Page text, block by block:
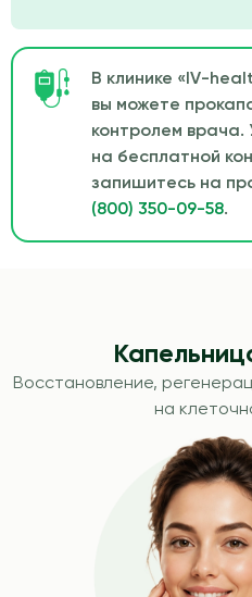
В клинике «IV-
вы можете
контролем врача.
на бесплатной
запишитесь на
(800) 350-09-58.
Восстановление,
на